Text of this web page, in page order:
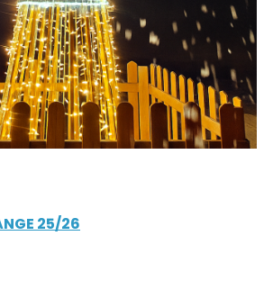
25/26